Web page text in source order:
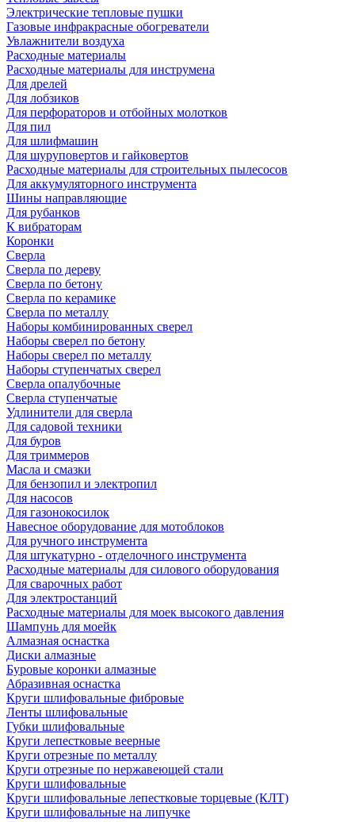
Электрические тепловые пушки
Газовые инфракрасные обогреватели
Увлажнители воздуха
Расходные материалы
Расходные материалы для инструмена
Для дрелей
Для лобзиков
Для перфораторов и отбойных молотков
Для пил
Для шлифмашин
Для шуруповертов и гайковертов
Расходные материалы для строительных пылесосов
Для аккумуляторного инструмента
Шины направляющие
Для рубанков
К вибраторам
Коронки
Сверла
Сверла по дереву
Сверла по бетону
Сверла по керамике
Сверла по металлу
Наборы комбинированных сверел
Наборы сверел по бетону
Наборы сверел по металлу
Наборы ступенчатых сверел
Сверла опалубочные
Сверла ступенчатые
Удлинители для сверла
Для садовой техники
Для буров
Для триммеров
Масла и смазки
Для бензопил и электропил
Для насосов
Для газонокосилок
Навесное оборудование для мотоблоков
Для ручного инструмента
Для штукатурно - отделочного инструмента
Расходные материалы для силового оборудования
Для сварочных работ
Для электростанций
Расходные материалы для моек высокого давления
Шампунь для моейк
Алмазная оснастка
Диски алмазные
Буровые коронки алмазные
Абразивная оснастка
Круги шлифовальные фибровые
Ленты шлифовальные
Губки шлифовальные
Круги лепестковые веерные
Круги отрезные по металлу
Круги отрезные по нержавеющей стали
Круги шлифовальные
Круги шлифовальные лепестковые торцевые (КЛТ)
Круги шлифовальные на липучке